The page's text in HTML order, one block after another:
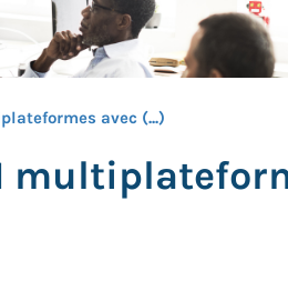
avec (...)